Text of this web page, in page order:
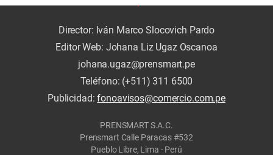
Director: Iván Marco Slocovich Pardo
Editor Web: Johana Liz Ugaz Oscanoa
johana.ugaz@prensmart.pe
Teléfono: (+511) 311 6500
Publicidad:fonoavisos@comercio.com.pe
PRENSMART S.A.C.
Prensmart Calle Paracas #532
Pueblo Libre, Lima - Perú